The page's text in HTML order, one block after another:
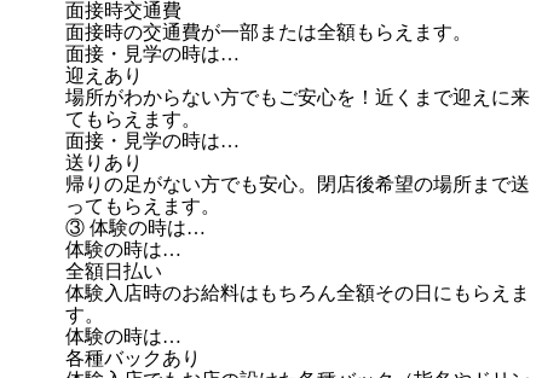
面接時交通費
面接時の交通費が一部または全額もらえます。
面接・見学の時は…
迎えあり
場所がわからない方でもご安心を！近くまで迎えに来
てもらえます。
面接・見学の時は…
送りあり
帰りの足がない方でも安心。閉店後希望の場所まで送
ってもらえます。
③ 体験の時は…
体験の時は…
全額日払い
体験入店時のお給料はもちろん全額その日にもらえま
す。
体験の時は…
各種バックあり